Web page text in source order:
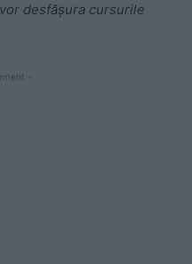
desfăşura cursurile
-